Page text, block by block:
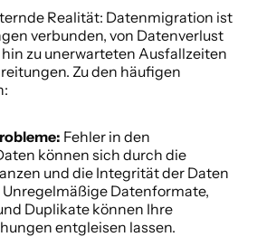
Realität: Datenmigration ist
verbunden, von Datenverlust
zu unerwarteten Ausfallzeiten
Zu den häufigen
Fehler in den
können sich durch die
und die Integrität der Daten
Datenformate,
Duplikate können Ihre
entgleisen lassen.